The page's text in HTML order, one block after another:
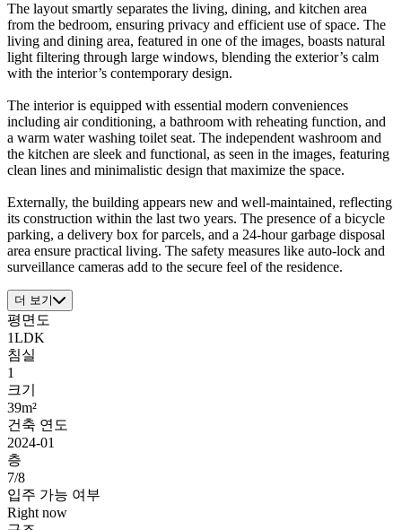
The layout smartly separates the living, dining, and kitchen area
from the bedroom, ensuring privacy and efficient use of space. The
living and dining area, featured in one of the images, boasts natural
light filtering through large windows, blending the exterior’s calm
with the interior’s contemporary design.
The interior is equipped with essential modern conveniences
including air conditioning, a bathroom with reheating function, and
a warm water washing toilet seat. The independent washroom and
the kitchen are sleek and functional, as seen in the images, featuring
clean lines and minimalistic design that maximize the space.
Externally, the building appears new and well-maintained, reflecting
its construction within the last two years. The presence of a bicycle
parking, a delivery box for parcels, and a 24-hour garbage disposal
area ensure practical living. The safety measures like auto-lock and
surveillance cameras add to the secure feel of the residence.
더 보기
평면도
1LDK
침실
1
크기
39m²
건축 연도
2024-01
층
7/8
입주 가능 여부
Right now